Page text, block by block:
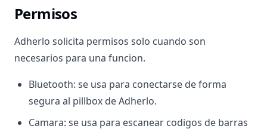
Permisos
Adherlo solicita permisos solo cuando son
necesarios para una funcion.
Bluetooth: se usa para conectarse de forma
segura al pillbox de Adherlo.
Camara: se usa para escanear codigos de barras